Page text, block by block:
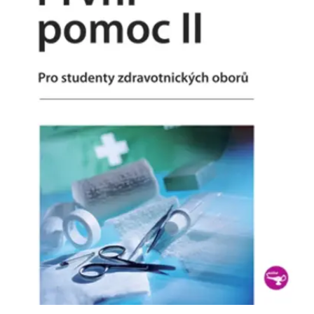
webové stránky a
mohl vidět před
Microsoft
Corporation
7 dní
Toto je soubor cookie
první strany společnosti
používání webu pro
Microsoft
Corporation
.grada.cz
Toto je soubor cookie
využívaný společností
Microsoft Bing Ads a je
sledovacím souborem
cookie. Umožňuje nám
komunikovat s
uživatelem, který již dříve
navštívil náš web.
test_cookie
Google LLC
.doubleclick.net
15 minut
Tento soubor cookie
DoubleClick (kterou
vlastní společnost
Google), aby zjistila, zda
prohlížeč návštěvníka
webu podporuje